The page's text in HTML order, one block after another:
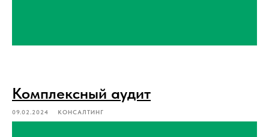
Комплексный аудит
09.02.2024 КОНСАЛТИНГ